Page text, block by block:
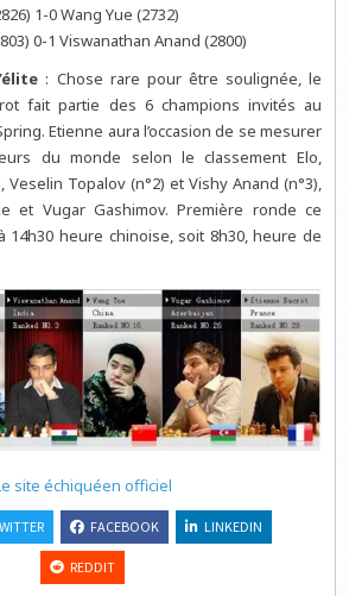
1-0 Wang Yue (2732)
0-1 Viswanathan Anand (2800)
: Chose rare pour être soulignée, le
fait partie des 6 champions invités au
Etienne aura l’occasion de se mesurer
du monde selon le classement Elo,
Veselin Topalov (n°2) et Vishy Anand (n°3),
et Vugar Gashimov. Première ronde ce
14h30 heure chinoise, soit 8h30, heure de
site échiquéen officiel
FACEBOOK LINKEDIN
REDDIT